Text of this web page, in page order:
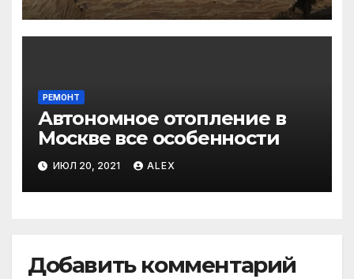
РЕМОНТ
Автономное отопление в
Москве все особенности
ИЮЛ 20, 2021 ALEX
Добавить комментарий